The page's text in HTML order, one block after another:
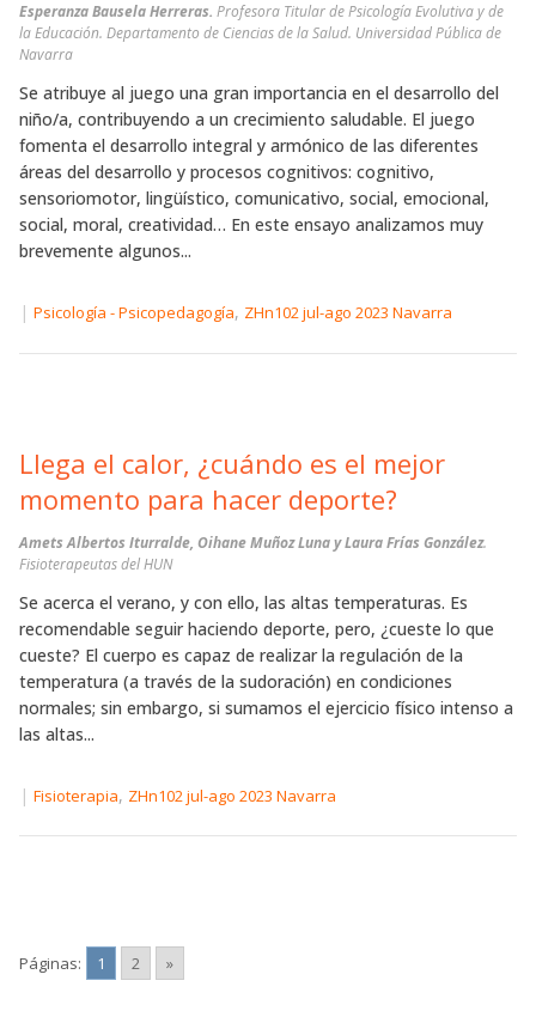
Esperanza Bausela Herreras. Profesora Titular de Psicología Evolutiva y de
la Educación. Departamento de Ciencias de la Salud. Universidad Pública de
Navarra
Se atribuye al juego una gran importancia en el desarrollo del
niño/a, contribuyendo a un crecimiento saludable. El juego
fomenta el desarrollo integral y armónico de las diferentes
áreas del desarrollo y procesos cognitivos: cognitivo,
sensoriomotor, lingüístico, comunicativo, social, emocional,
social, moral, creatividad… En este ensayo analizamos muy
brevemente algunos...
| Psicología - Psicopedagogía, ZHn102 jul-ago 2023 Navarra
Llega el calor, ¿cuándo es el mejor
momento para hacer deporte?
Amets Albertos Iturralde, Oihane Muñoz Luna y Laura Frías González.
Fisioterapeutas del HUN
Se acerca el verano, y con ello, las altas temperaturas. Es
recomendable seguir haciendo deporte, pero, ¿cueste lo que
cueste? El cuerpo es capaz de realizar la regulación de la
temperatura (a través de la sudoración) en condiciones
normales; sin embargo, si sumamos el ejercicio físico intenso a
las altas...
| Fisioterapia, ZHn102 jul-ago 2023 Navarra
Páginas: 1 2 »